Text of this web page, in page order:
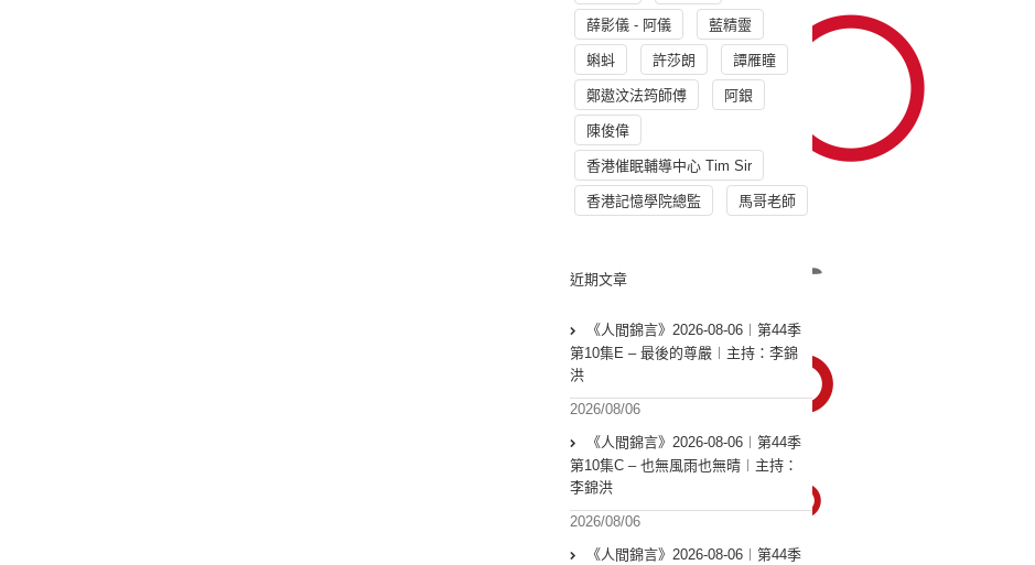
薛影儀 - 阿儀 藍精靈
蝌蚪 許莎朗 譚雁瞳
鄭遨汶法筠師傅 阿銀
陳俊偉
香港催眠輔導中心 Tim Sir
香港記憶學院總監 馬哥老師
近期文章
《人間錦言》2026-08-06︱第44季
第10集E – 最後的尊嚴︱主持：李錦
洪
2026/08/06
《人間錦言》2026-08-06︱第44季
第10集C – 也無風雨也無晴︱主持：
李錦洪
2026/08/06
《人間錦言》2026-08-06︱第44季